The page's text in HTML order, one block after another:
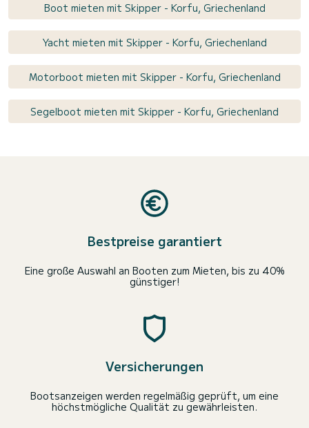
Boot mieten mit Skipper - Korfu, Griechenland
Yacht mieten mit Skipper - Korfu, Griechenland
Motorboot mieten mit Skipper - Korfu, Griechenland
Segelboot mieten mit Skipper - Korfu, Griechenland
Bestpreise garantiert
Eine große Auswahl an Booten zum Mieten, bis zu 40%
günstiger!
Versicherungen
Bootsanzeigen werden regelmäßig geprüft, um eine
höchstmögliche Qualität zu gewährleisten.